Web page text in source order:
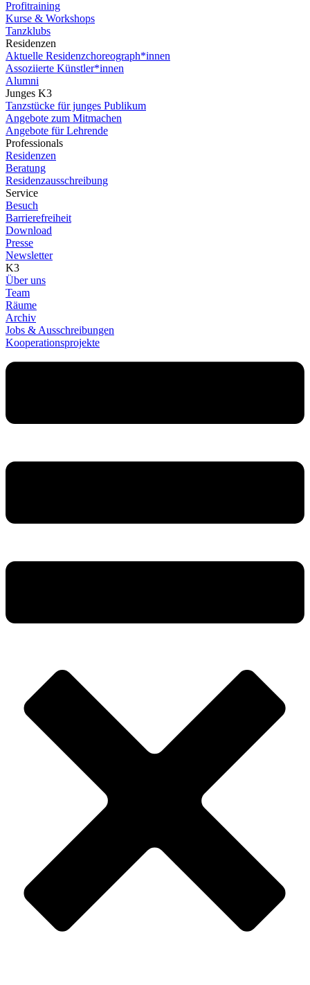
Profitraining
Kurse & Workshops
Tanzklubs
Residenzen
Aktuelle Residenzchoreograph*innen
Assoziierte Künstler*innen
Alumni
Junges K3
Tanzstücke für junges Publikum
Angebote zum Mitmachen
Angebote für Lehrende
Professionals
Residenzen
Beratung
Residenzausschreibung
Service
Besuch
Barrierefreiheit
Download
Presse
Newsletter
K3
Über uns
Team
Räume
Archiv
Jobs & Ausschreibungen
Kooperationsprojekte